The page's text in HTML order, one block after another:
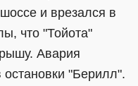
и врезался в
что "Тойота"
Авария
"Берилл".